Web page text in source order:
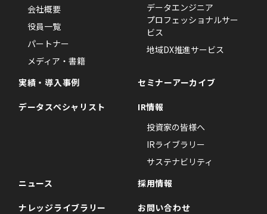
会社概要
役員一覧
パートナー
メディア・書籍
データエンジニア
プロフェッショナルサー
ビス
地域DX推進サービス
実績・導入事例 セミナーアーカイブ
データスペシャリスト
IR情報
投資家の皆様へ
IRライブラリー
サステナビリティ
ニュース
採用情報
ナレッジライブラリー お問い合わせ